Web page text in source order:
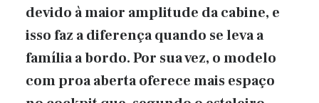
devido à maior amplitude da cabine, e
isso faz a diferença quando se leva a
família a bordo. Por sua vez, o modelo
com proa aberta oferece mais espaço